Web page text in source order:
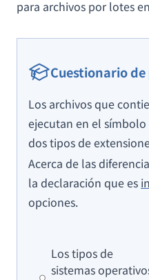
para archivos por lotes
Cuestionario
Los archivos que
ejecutan en el
dos tipos de
Acerca de las
la declaración que es
opciones.
Los tipos de
sistemas